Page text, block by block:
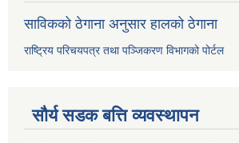
साविकको ठेगाना अनुसार हालको ठेगाना
राष्ट्रिय परिचयपत्र तथा पञ्जिकरण विभागको पोर्टल
सौर्य सडक बत्ति व्यवस्थापन